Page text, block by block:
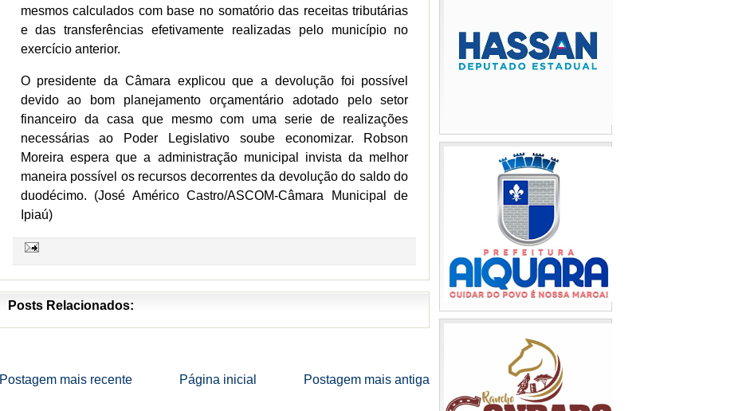
mesmos calculados com base no somatório das receitas tributárias
e das transferências efetivamente realizadas pelo município no
exercício anterior.
O presidente da Câmara explicou que a devolução foi possível
devido ao bom planejamento orçamentário adotado pelo setor
financeiro da casa que mesmo com uma serie de realizações
necessárias ao Poder Legislativo soube economizar. Robson
Moreira espera que a administração municipal invista da melhor
maneira possível os recursos decorrentes da devolução do saldo do
duodécimo. (José Américo Castro/ASCOM-Câmara Municipal de
Ipiaú)
Posts Relacionados:
Postagem mais recente Postagem mais antiga
Página inicial